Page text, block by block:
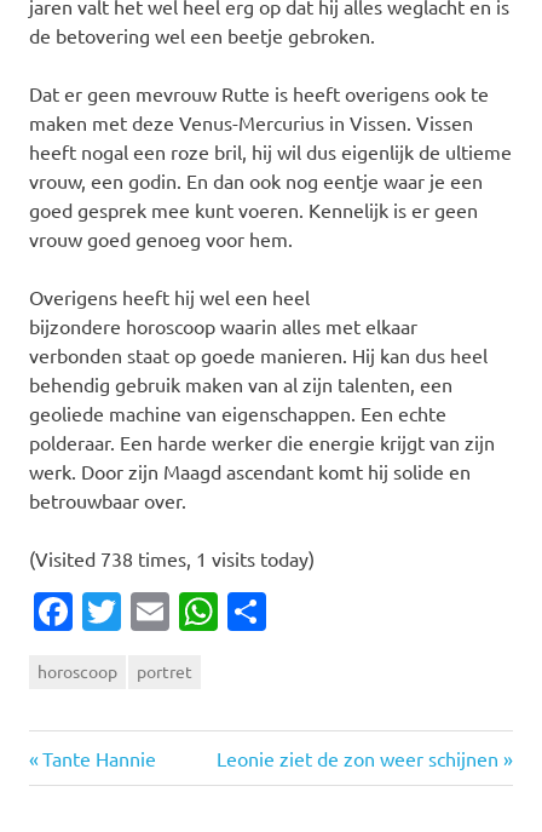
jaren valt het wel heel erg op dat hij alles weglacht en is
de betovering wel een beetje gebroken.
Dat er geen mevrouw Rutte is heeft overigens ook te
maken met deze Venus-Mercurius in Vissen. Vissen
heeft nogal een roze bril, hij wil dus eigenlijk de ultieme
vrouw, een godin. En dan ook nog eentje waar je een
goed gesprek mee kunt voeren. Kennelijk is er geen
vrouw goed genoeg voor hem.
Overigens heeft hij wel een heel
bijzondere horoscoop waarin alles met elkaar
verbonden staat op goede manieren. Hij kan dus heel
behendig gebruik maken van al zijn talenten, een
geoliede machine van eigenschappen. Een echte
polderaar. Een harde werker die energie krijgt van zijn
werk. Door zijn Maagd ascendant komt hij solide en
betrouwbaar over.
(Visited 738 times, 1 visits today)
Facebook
Twitter
EmailWhatsApp
horoscoop portret
Bericht
Vorige
bericht:
Tante Hannie
Volgende
bericht:
Leonie ziet de zon weer schijnen